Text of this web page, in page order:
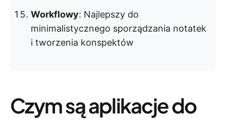
Workflowy: Najlepszy do
minimalistycznego sporządzania notatek
i tworzenia konspektów
Czym są aplikacje do